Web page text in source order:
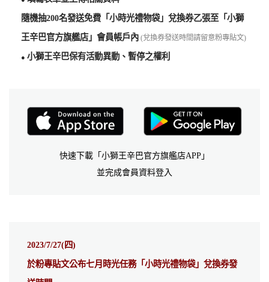
隨機抽200名發送免費「小時光禮物袋」兌換券乙張至「小獅
王辛巴官方旗艦店」會員帳戶內 (兌換券發送時間請留意粉專貼文)
● 小獅王辛巴保有活動異動、暫停之權利
快速下載「小獅王辛巴官方旗艦店APP」
並完成會員資料登入
2023/7/27(四)
於粉專貼文公布七月時光任務「小時光禮物袋」兌換券發